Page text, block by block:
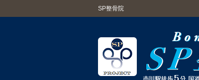
SP整骨院